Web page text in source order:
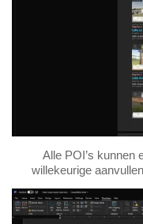
Alle POI’s kunnen
willekeurige